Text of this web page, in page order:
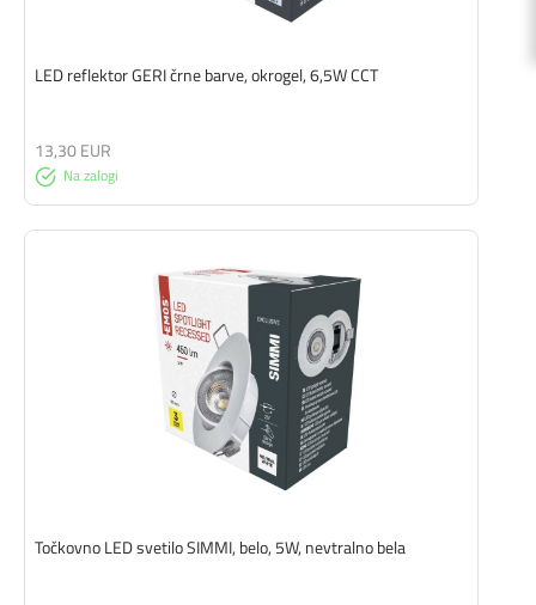
LED reflektor GERI črne barve, okrogel, 6,5W CCT
Na zalogi
13,30 EUR
Točkovno LED svetilo SIMMI, belo, 5W, nevtralno bela